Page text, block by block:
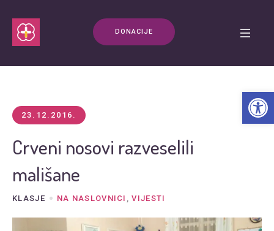
DONACIJE
23.12.2016.
Crveni nosovi razveselili
mališane
KLASJE NA NASLOVNICI ,VIJESTI